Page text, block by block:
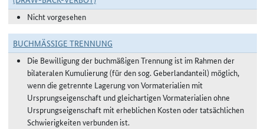
Nicht vorgesehen
BUCHMÄSSIGE TRENNUNG
Die Bewilligung der buchmäßigen Trennung ist im Rahmen der
bilateralen Kumulierung (für den sog. Geberlandanteil) möglich,
wenn die getrennte Lagerung von Vormaterialien mit
Ursprungseigenschaft und gleichartigen Vormaterialien ohne
Ursprungseigenschaft mit erheblichen Kosten oder tatsächlichen
Schwierigkeiten verbunden ist.